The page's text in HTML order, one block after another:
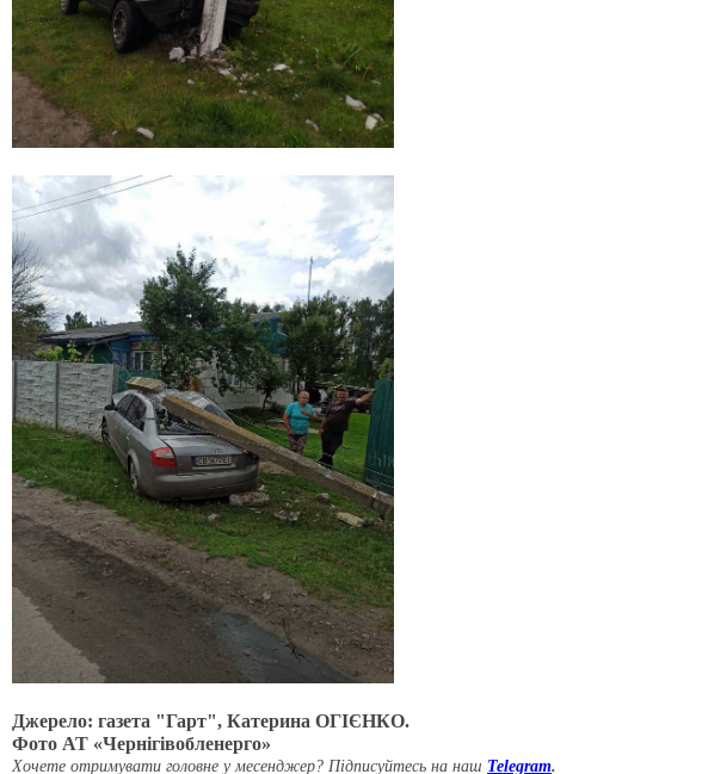
Джерело: газета "Гарт", Катерина ОГІЄНКО.
Фото АТ «Чернігівобленерго»
Хочете отримувати головне у месенджер? Підписуйтесь на наш Telegram.